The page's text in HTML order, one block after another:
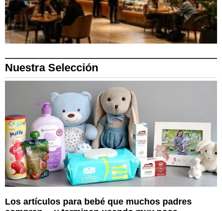
Nuestra Selección
Los artículos para bebé que muchos padres